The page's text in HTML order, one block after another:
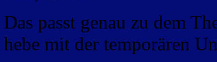
Das passt genau zu dem
hebe mit der temporären